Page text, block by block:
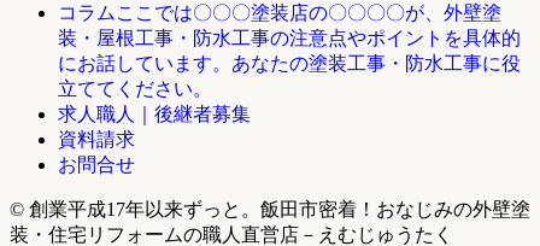
コラム ここでは〇〇〇塗装店の〇〇〇〇が、外壁塗
装・屋根工事・防水工事の注意点やポイントを具体的
にお話しています。あなたの塗装工事・防水工事に役
立ててください。
求人職人｜後継者募集
資料請求
お問合せ
© 創業平成17年以来ずっと。飯田市密着！おなじみの外壁塗
装・住宅リフォームの職人直営店－えむじゅうたく